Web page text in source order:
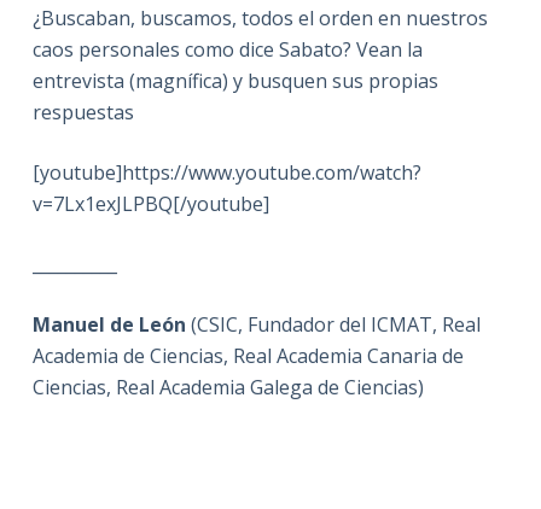
¿Buscaban, buscamos, todos el orden en nuestros
caos personales como dice Sabato? Vean la
entrevista (magnífica) y busquen sus propias
respuestas
[youtube]https://www.youtube.com/watch?
v=7Lx1exJLPBQ[/youtube]
Manuel de León (CSIC, Fundador del ICMAT, Real
Academia de Ciencias, Real Academia Canaria de
Ciencias, Real Academia Galega de Ciencias)